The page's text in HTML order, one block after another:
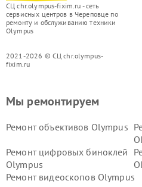
СЦ chr.olympus-fixim.ru - сеть
сервисных центров в Череповце по
ремонту и обслуживанию техники
Olympus
2021-2026 © СЦ chr.olympus-
fixim.ru
Мы ремонтируем
Ремонт объективов Olympus
Ремонт цифровых биноклей
Olympus
Ремонт видеоскопов Olympus